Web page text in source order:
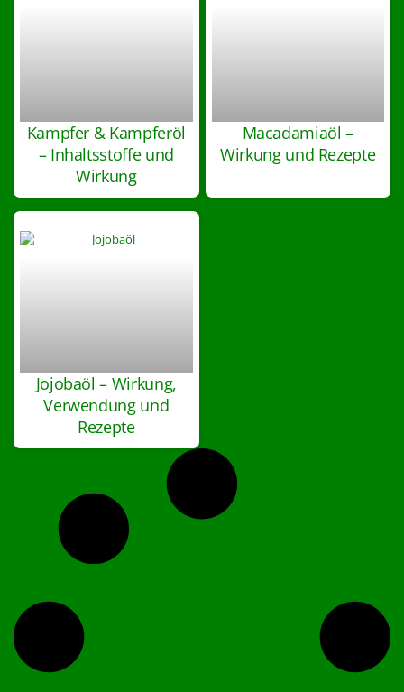
Kampfer & Kampferöl
– Inhaltsstoffe und
Wirkung
Macadamiaöl –
Wirkung und Rezepte
Jojobaöl – Wirkung,
Verwendung und
Rezepte